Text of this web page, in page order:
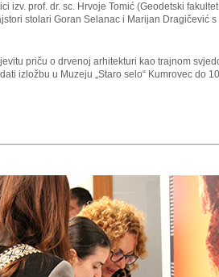
izv. prof. dr. sc. Hrvoje Tomić (Geodetski
stolari Goran Selanac i Marijan Dragičević
priču o drvenoj arhitekturi kao trajnom
izložbu u Muzeju „Staro selo“ Kumrovec do